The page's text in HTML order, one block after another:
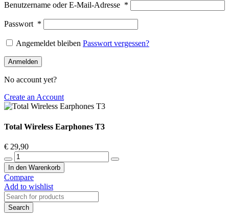
Benutzername oder E-Mail-Adresse *
Passwort *
Angemeldet bleiben Passwort vergessen?
Anmelden
No account yet?
Create an Account
Total Wireless Earphones T3
€ 29,90
Total
Wireless
Earphones
T3
Menge
In den Warenkorb
Compare
Add to wishlist
Search